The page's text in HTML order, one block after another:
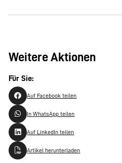
Weitere Aktionen
Für Sie:
Auf Facebook teilen
In WhatsApp teilen
Auf LinkedIn teilen
Artikel herunterladen